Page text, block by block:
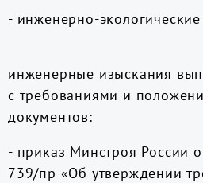
- инженерно-
инженерные изыскания
с требованиями и
документов:
- приказ Минстроя России
739/пр «Об утверждении